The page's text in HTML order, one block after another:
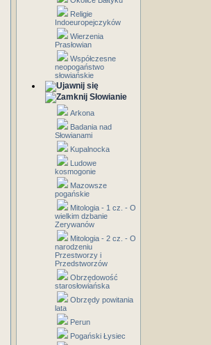
Religie
Indoeuropejczyków
Wierzenia
Prasłowian
Współczesne
neopogaństwo
słowiańskie
Słowianie
Arkona
Badania nad
Słowianami
Kupalnocka
Ludowe
kosmogonie
Mazowsze
pogańskie
Mitologia - 1 cz. - O
wielkim dzbanie
Zerywanów
Mitologia - 2 cz. - O
narodzeniu
Przestworzy i
Przedstworzów
Obrzędowość
starosłowiańska
Obrzędy powitania
lata
Perun
Pogański Łysiec